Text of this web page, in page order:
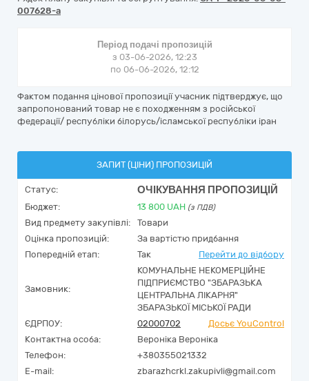
007628-a
Період подачі пропозицій
з 03-06-2026, 12:23
по 06-06-2026, 12:12
Фактом подання цінової пропозиції учасник підтверджує, що
запропонований товар не є походженням з російської
федерації/ республіки білорусь/ісламської республіки іран
ЗАПИТ (ЦІНИ) ПРОПОЗИЦІЙ
Статус: ОЧІКУВАННЯ ПРОПОЗИЦІЙ
Бюджет: 13 800 UAH (з ПДВ)
Вид предмету закупівлі:
Товари
Оцінка пропозицій:
За вартістю придбання
Попередній етап:
Так Перейти до відбору
Замовник:
КОМУНАЛЬНЕ НЕКОМЕРЦІЙНЕ
ПІДПРИЄМСТВО "ЗБАРАЗЬКА
ЦЕНТРАЛЬНА ЛІКАРНЯ"
ЗБАРАЗЬКОЇ МІСЬКОЇ РАДИ
ЄДРПОУ:
02000702
Досьє YouControl
Контактна особа:
Вероніка Вероніка
Телефон:
+380355021332
E-mail:
zbarazhcrkl.zakupivli@gmail.com